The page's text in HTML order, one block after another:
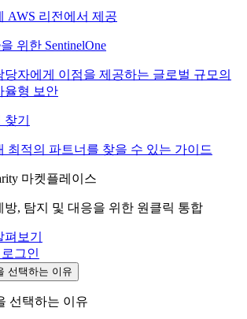
AWS 리전에서 제공
위한 SentinelOne
당자에게 이점을 제공하는 글로벌 규모의
율형 보안
기
최적의 파트너를 찾을 수 있는 가이드
마켓플레이스
방, 탐지 및 대응을 위한 원클릭 통합
보기
그인
선택하는 이유
선택하는 이유